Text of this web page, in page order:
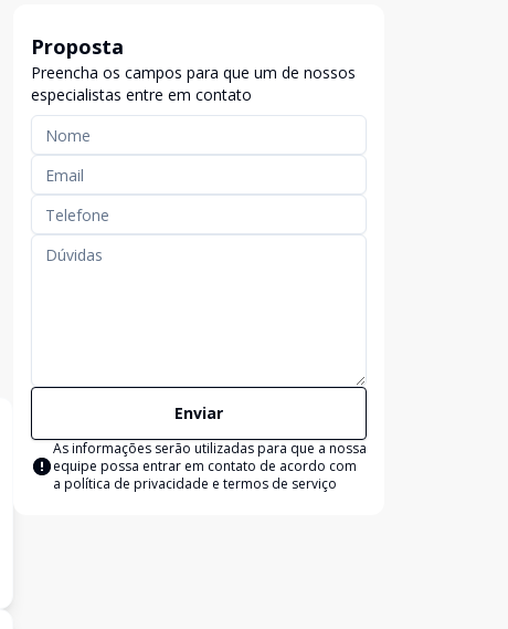
Proposta
Preencha os campos para que um de nossos
especialistas entre em contato
Enviar
As informações serão utilizadas para que a nossa
equipe possa entrar em contato de acordo com
a política de privacidade e termos de serviço